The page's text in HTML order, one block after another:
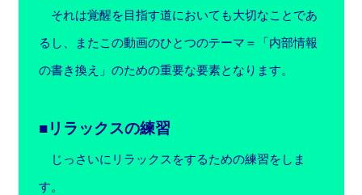
それは覚醒を目指す道においても大切なことであ
るし、またこの動画のひとつのテーマ＝「内部情報
の書き換え」のための重要な要素となります。
■リラックスの練習
じっさいにリラックスをするための練習をしま
す。